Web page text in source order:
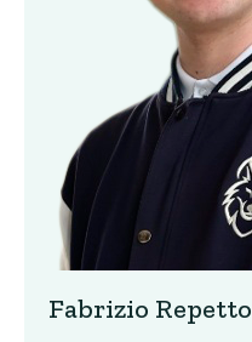
Fabrizio Repetto